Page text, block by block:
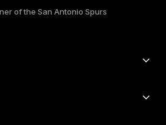
of the San Antonio Spurs